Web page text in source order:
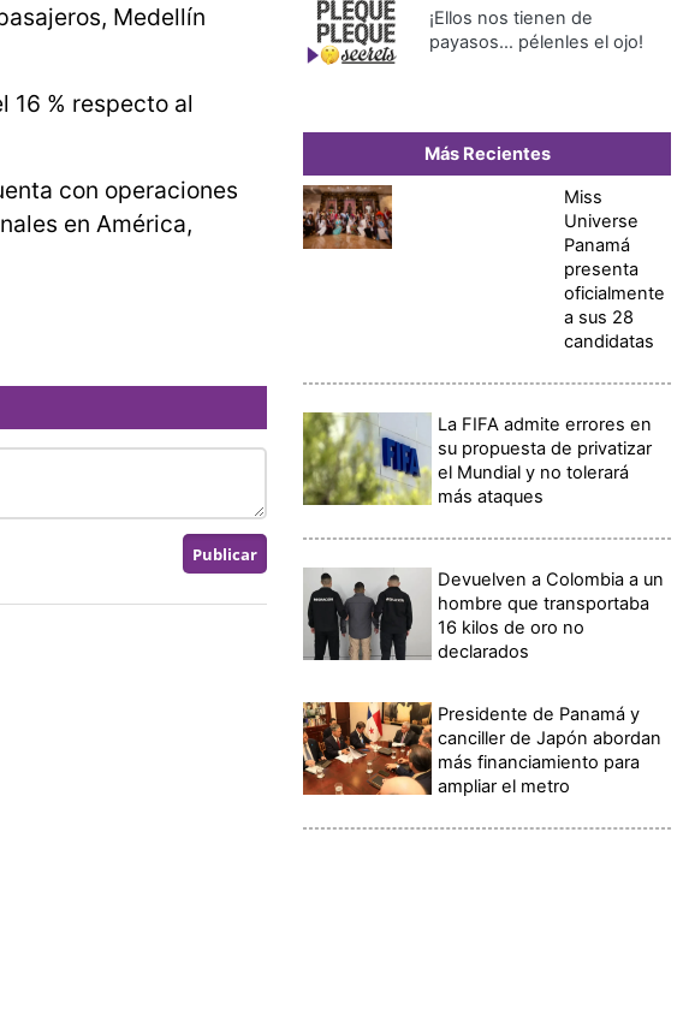
Medellín
16 % respecto al
con operaciones
en América,
¡Ellos nos tienen de
payasos… pélenles el ojo!
Más Recientes
Miss
Universe
Panamá
presenta
oficialmente
a sus 28
candidatas
La FIFA admite errores en
su propuesta de privatizar
el Mundial y no tolerará
más ataques
Devuelven a Colombia a un
hombre que transportaba
16 kilos de oro no
declarados
Presidente de Panamá y
canciller de Japón abordan
más financiamiento para
ampliar el metro